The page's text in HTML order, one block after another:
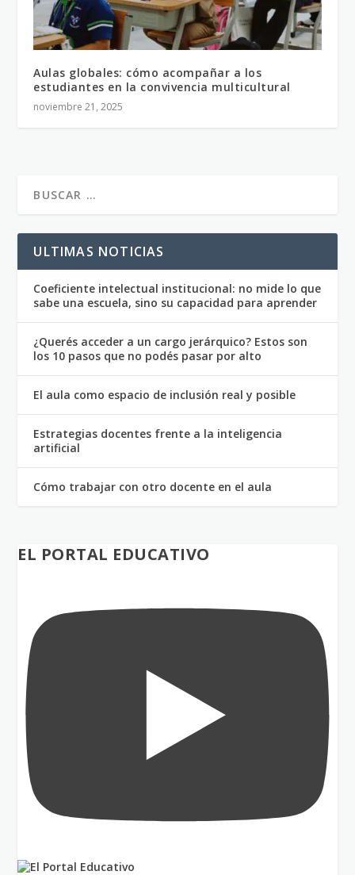
Aulas globales: cómo acompañar a los
estudiantes en la convivencia multicultural
noviembre 21, 2025
ULTIMAS NOTICIAS
Coeficiente intelectual institucional: no mide lo que
sabe una escuela, sino su capacidad para aprender
¿Querés acceder a un cargo jerárquico? Estos son
los 10 pasos que no podés pasar por alto
El aula como espacio de inclusión real y posible
Estrategias docentes frente a la inteligencia
artificial
Cómo trabajar con otro docente en el aula
EL PORTAL EDUCATIVO